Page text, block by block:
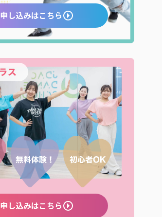
申し込みはこちら
申し込みはこちら